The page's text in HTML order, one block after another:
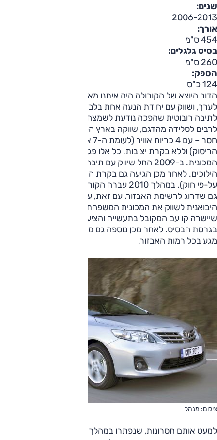
שנים:
2006-2013
אורך:
454 ס"מ
בסיס גלגלים:
260 ס"מ
הספק:
124 כ"ס
הדור היוצא של הקורולה היה איתנו מאמצע העשור הקודם,
לערך, ושווק עם יחידת הנעה אחת בלבד. זו שודכה, בתחילה,
לתיבה רובוטית שהפכה נודעת לשמצה. לצד התיבה, שגרמה
לרבים לסלידה מהדגם, שווקה בארץ הקורולה עם מפרט בטיחותי
חסר – עם 4 כריות אוויר (לעומת ה-7 איתן עברה את מבחני
הריסוק) וללא בקרת יציבות. כל אלו פגעו בשמה הטוב של
הילוכים. לאחר מכן הגיעה גם בקרת היציבות (שהפכה לחובה
על-פי חוק). במהלך 2010 עברה הקורולה מתיחת פנים שכללה
בגרסת הבסיס. לאחר מכן נוספה גם מערכת מולטימדיה עם מסך
מגע בכל רמות האבזור.
צילום: מנהל
למעט אותם חסרונות, שנפתרו במהלך השנים, הציעה הקורולה